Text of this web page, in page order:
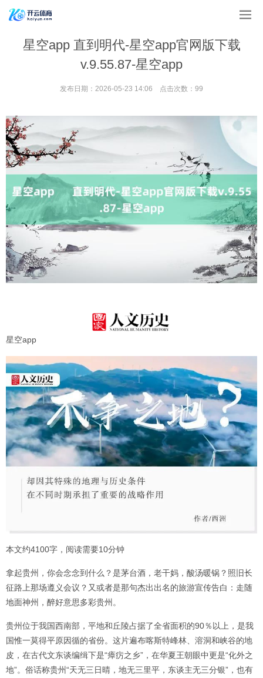
星空app 直到明代-星空app官网版下载
v.9.55.87-星空app
发布日期：2026-05-23 14:06 点击次数：99
星空app
本文约4100字，阅读需要10分钟
拿起贵州，你会念念到什么？是茅台酒，老干妈，酸汤暖锅？照旧长
征路上那场遵义会议？又或者是那句杰出出名的旅游宣传告白：走随
地面神州，醉好意思多彩贵州。
贵州位于我国西南部，平地和丘陵占据了全省面积的90％以上，是我
国惟一莫得平原因循的省份。这片遍布喀斯特峰林、溶洞和峡谷的地
皮，在古代文东谈编缉下是“瘴疠之乡”，在华夏王朝眼中更是“化外之
地”。俗话称贵州“天无三日晴，地无三里平，东谈主无三分银”，也有